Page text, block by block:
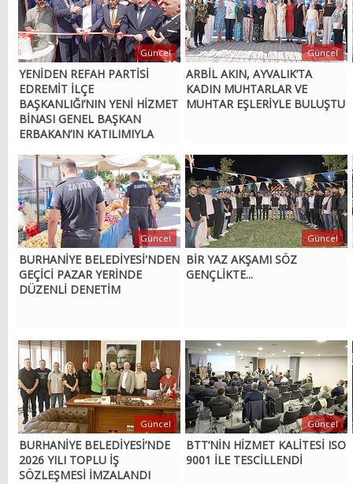
YENİDEN REFAH PARTİSİ
EDREMİT İLÇE
BAŞKANLIĞI’NIN YENİ HİZMET
BİNASI GENEL BAŞKAN
ERBAKAN’IN KATILIMIYLA
Güncel
ARBİL AKIN, AYVALIK’TA
KADIN MUHTARLAR VE
MUHTAR EŞLERİYLE BULUŞTU
Güncel
BURHANİYE BELEDİYESİ'NDEN
GEÇİCİ PAZAR YERİNDE
DÜZENLİ DENETİM
Güncel
BİR YAZ AKŞAMI SÖZ
GENÇLİKTE...
Güncel
BURHANİYE BELEDİYESİ’NDE
2026 YILI TOPLU İŞ
SÖZLEŞMESİ İMZALANDI
Güncel
BTT’NİN HİZMET KALİTESİ ISO
9001 İLE TESCİLLENDİ
Güncel